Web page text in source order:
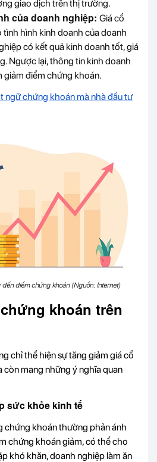
giao dịch trên thị trường.
của doanh nghiệp: Giá cổ
hình kinh doanh của doanh
có kết quả kinh doanh tốt, giá
Ngược lại, thông tin kinh doanh
giảm điểm chứng khoán.
ngữ chứng khoán mà nhà đầu tư
điểm chứng khoán (Nguồn: Internet)
khoán trên
chỉ thể hiện sự tăng giảm giá cổ
còn mang những ý nghĩa quan
sức khỏe kinh tế
chứng khoán thường phản ánh
chứng khoán giảm, có thể cho
khó khăn, doanh nghiệp làm ăn